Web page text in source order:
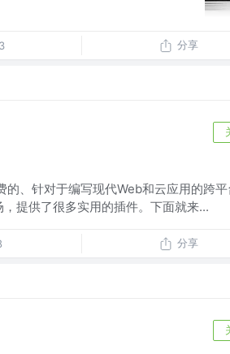
分享
、针对于编写现代Web和云应用的跨平
提供了很多实用的插件。下面就来...
分享